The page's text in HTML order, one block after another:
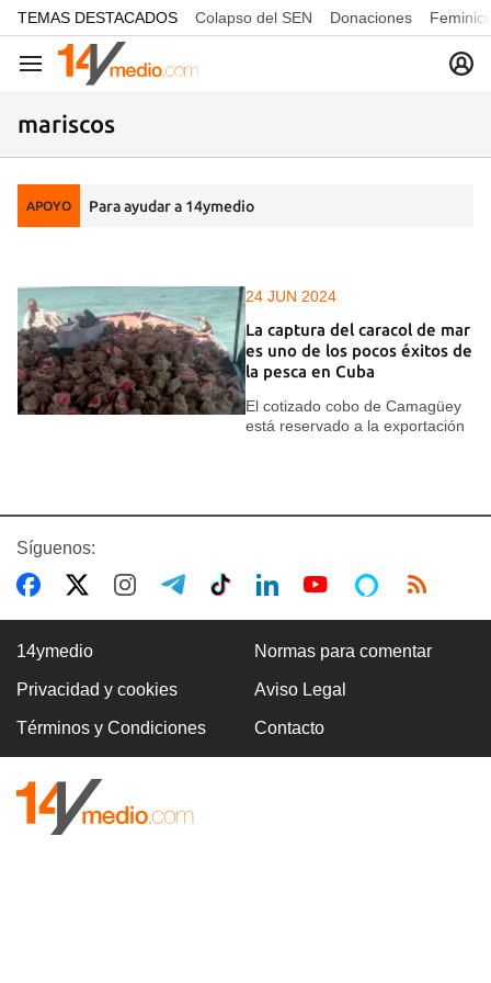
common.go-to-content
TEMAS DESTACADOS Colapso del SEN Donaciones
Navegación
mariscos
APOYO Para ayudar a 14ymedio
24 JUN 2024
La captura del caracol de mar
es uno de los pocos éxitos de
la pesca en Cuba
El cotizado cobo de Camagüey
está reservado a la exportación
Síguenos:
14ymedio Normas para comentar
Privacidad y cookies Aviso Legal
Términos y Condiciones Contacto